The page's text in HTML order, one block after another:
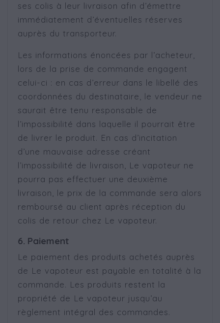
ses colis à leur livraison afin d’émettre
immédiatement d’éventuelles réserves
auprès du transporteur.
Les informations énoncées par l’acheteur,
lors de la prise de commande engagent
celui-ci : en cas d’erreur dans le libellé des
coordonnées du destinataire, le vendeur ne
saurait être tenu responsable de
l’impossibilité dans laquelle il pourrait être
de livrer le produit. En cas d’incitation
d’une mauvaise adresse créant
l’impossibilité de livraison, Le vapoteur ne
pourra pas effectuer une deuxième
livraison, le prix de la commande sera alors
remboursé au client après réception du
colis de retour chez Le vapoteur.
6. Paiement
Le paiement des produits achetés auprès
de Le vapoteur est payable en totalité à la
commande. Les produits restent la
propriété de Le vapoteur jusqu’au
règlement intégral des commandes.